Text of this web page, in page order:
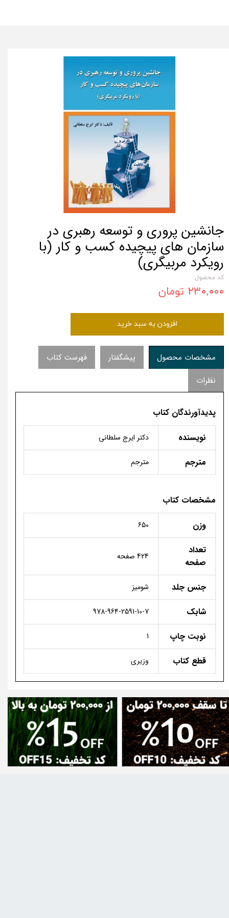
جانشین پروری و توسعه رهبری در
سازمان های پیچیده کسب و کار (با
رویکرد مربیگری)
کد محصول:
۲۳۰,۰۰۰ تومان
افزودن به سبد خرید
مشخصات محصول پیشگفتار
فهرست کتاب
نظرات
پدیدآورندگان کتاب
نویسنده
دکتر ايرج سلطانی
مترجم مترجم
مشخصات کتاب
وزن
650
تعداد
صفحه
424 صفحه
جنس جلد شومیز
شابک 978-964-2591-10-7
نوبت چاپ 1
قطع کتاب وزیری